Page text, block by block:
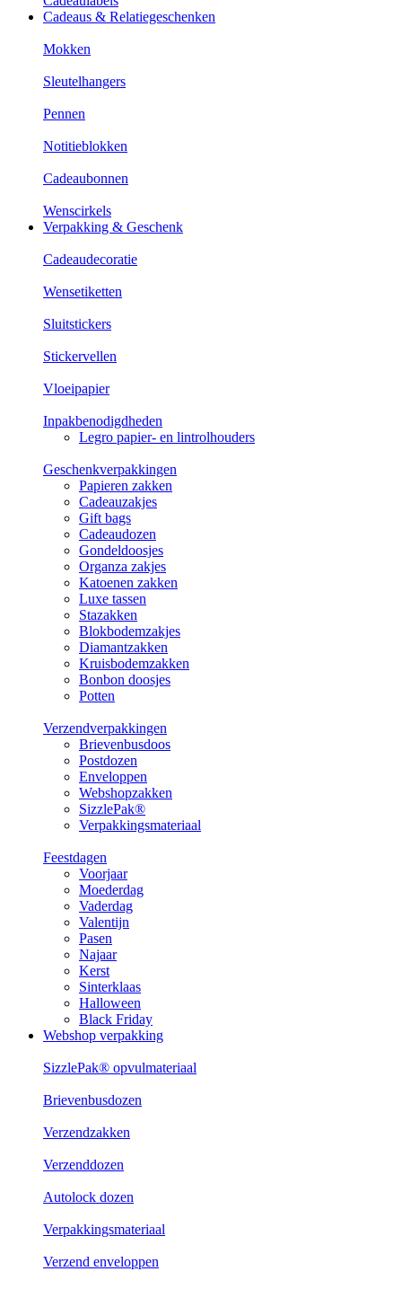
Cadeaus & Relatiegeschenken
Mokken
Sleutelhangers
Pennen
Notitieblokken
Cadeaubonnen
Wenscirkels
Verpakking & Geschenk
Cadeaudecoratie
Wensetiketten
Sluitstickers
Stickervellen
Vloeipapier
Inpakbenodigdheden
Legro papier- en lintrolhouders
Geschenkverpakkingen
Papieren zakken
Cadeauzakjes
Gift bags
Cadeaudozen
Gondeldoosjes
Organza zakjes
Katoenen zakken
Luxe tassen
Stazakken
Blokbodemzakjes
Diamantzakken
Kruisbodemzakken
Bonbon doosjes
Potten
Verzendverpakkingen
Brievenbusdoos
Postdozen
Enveloppen
Webshopzakken
SizzlePak®
Verpakkingsmateriaal
Feestdagen
Voorjaar
Moederdag
Vaderdag
Valentijn
Pasen
Najaar
Kerst
Sinterklaas
Halloween
Black Friday
Webshop verpakking
SizzlePak® opvulmateriaal
Brievenbusdozen
Verzendzakken
Verzenddozen
Autolock dozen
Verpakkingsmateriaal
Verzend enveloppen